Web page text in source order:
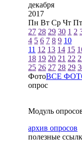
декабря
2017
Пн Вт Ср Чт Пт
27 28 29 30 1 2
4 5 6 7 8 9 10
11 12 13 14 15
18 19 20 21 22
25 26 27 28 29
ФотоВСЕ
опрос
Модуль
архив опросов
полезные